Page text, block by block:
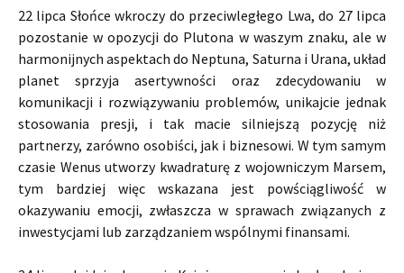
22 lipca Słońce wkroczy do przeciwległego Lwa, do 27 lipca
pozostanie w opozycji do Plutona w waszym znaku, ale w
harmonijnych aspektach do Neptuna, Saturna i Urana, układ
planet sprzyja asertywności oraz zdecydowaniu w
komunikacji i rozwiązywaniu problemów, unikajcie jednak
stosowania presji, i tak macie silniejszą pozycję niż
partnerzy, zarówno osobiści, jak i biznesowi. W tym samym
czasie Wenus utworzy kwadraturę z wojowniczym Marsem,
tym bardziej więc wskazana jest powściągliwość w
okazywaniu emocji, zwłaszcza w sprawach związanych z
inwestycjami lub zarządzaniem wspólnymi finansami.